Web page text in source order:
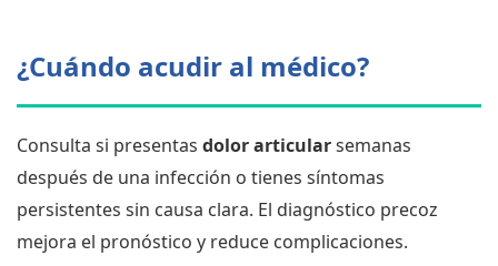
¿Cuándo acudir al médico?
Consulta si presentas dolor articularsemanas
después de una infección o tienes síntomas
persistentes sin causa clara. El diagnóstico precoz
mejora el pronóstico y reduce complicaciones.